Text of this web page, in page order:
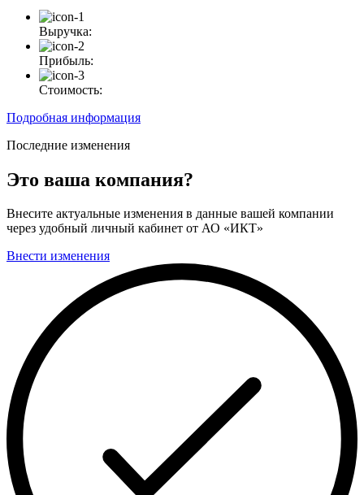
Выручка:
Прибыль:
Стоимость:
Подробная информация
Последние изменения
Это ваша компания?
Внесите актуальные изменения в данные вашей компании
через удобный личный кабинет от АО «ИКТ»
Внести изменения